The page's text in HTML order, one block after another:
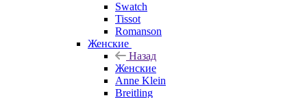
Swatch
Tissot
Romanson
Женские
Назад
Женские
Anne Klein
Breitling